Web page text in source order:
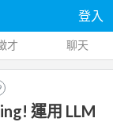
登入
才 聊天
運用 LLM